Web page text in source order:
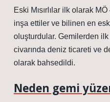
Eski Mısırlılar ilk olarak
inşa ettiler ve bilinen en
oluşturdular. Gemilerden
civarında deniz ticareti ve
olarak bahsedildi.
Neden gemi